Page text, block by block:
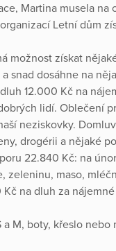
Martina musela na
Letní dům
možnost získat
snad dosáhne na
12.000 Kč na
lidí. Oblečení
neziskovky.
drogérii a nějaké
22.840 Kč: na
zeleninu, maso,
na dluh za
M, boty, křeslo